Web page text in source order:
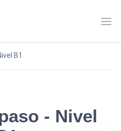
B1
- Nivel